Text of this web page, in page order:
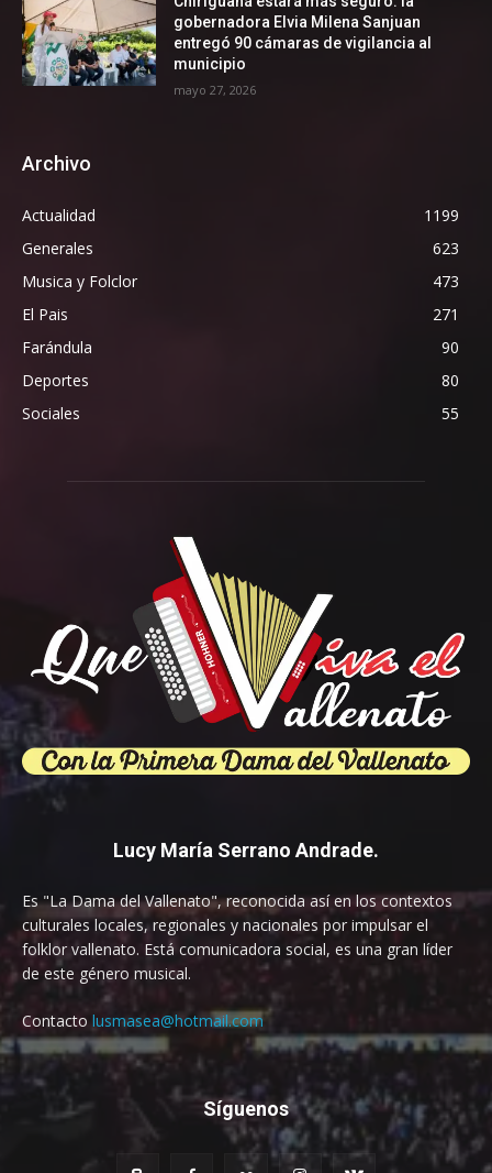
gobernadora Elvia Milena Sanjuan
entregó 90 cámaras de vigilancia al
municipio
mayo 27, 2026
Archivo
Actualidad
1199
Generales
623
Musica y Folclor
473
El Pais
271
Farándula
90
Deportes
80
Sociales
55
Lucy María Serrano Andrade.
Es "La Dama del Vallenato", reconocida así en los contextos
culturales locales, regionales y nacionales por impulsar el
folklor vallenato. Está comunicadora social, es una gran líder
de este género musical.
Contacto lusmasea@hotmail.com
Síguenos